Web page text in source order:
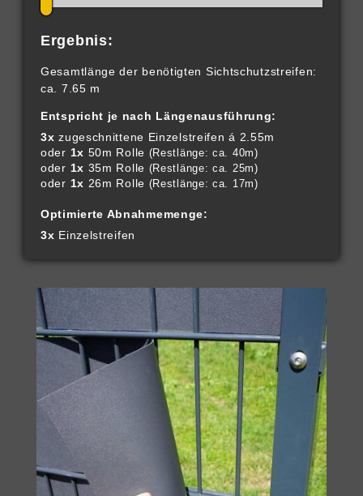
Ergebnis:
Gesamtlänge der benötigten Sichtschutzstreifen:
ca. 7.65 m
Entspricht je nach Längenausführung:
3x zugeschnittene Einzelstreifen á 2.55m
oder 1x 50m Rolle (Restlänge: ca. 40m)
oder 1x 35m Rolle (Restlänge: ca. 25m)
oder 1x 26m Rolle (Restlänge: ca. 17m)
Optimierte Abnahmemenge:
3x Einzelstreifen